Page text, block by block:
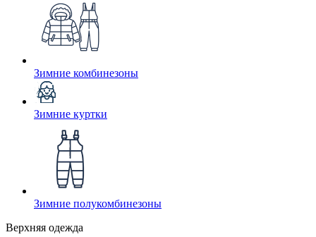
Зимние комбинезоны
Зимние куртки
Зимние полукомбинезоны
Верхняя одежда